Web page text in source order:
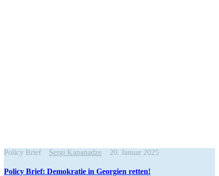
Policy Brief Sergi Kapanadze 20. Januar 2025
Policy Brief: Demokratie in Georgien retten!